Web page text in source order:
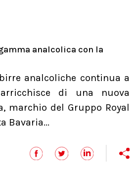
analcolica con la
analcoliche continua a
di una nuova
marchio del Gruppo Royal
Bavaria...